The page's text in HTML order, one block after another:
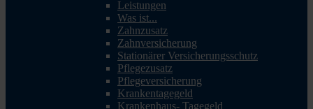
Leistungen
Was ist...
Zahnzusatz
Zahnversicherung
Stationärer Versicherungsschutz
Pflegezusatz
Pflegeversicherung
Krankentagegeld
Krankenhaus- Tagegeld